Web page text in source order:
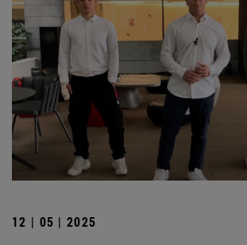
12 | 05 | 2025